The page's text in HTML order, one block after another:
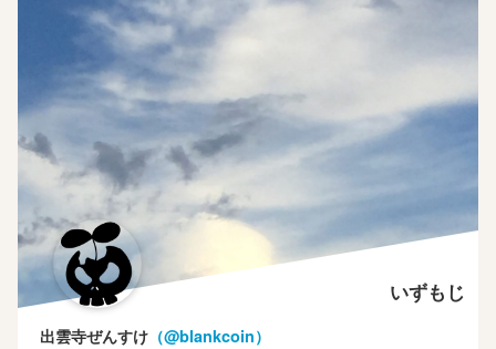
いずもじ
出雲寺ぜんすけ （‎@blankcoin）